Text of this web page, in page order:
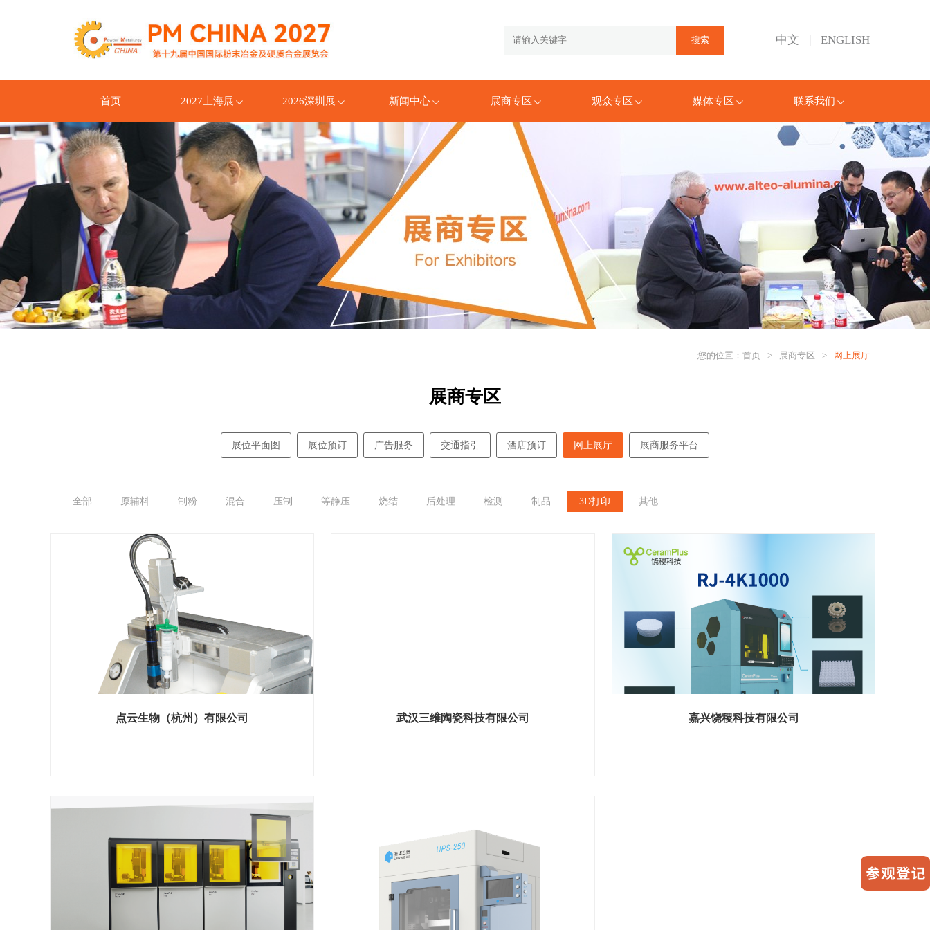
中文 | ENGLISH
首页 2027上海展 2026深圳展 新闻中心 展商专区 观众专区 媒体专区 联系我们
您的位置： 首页 > 展商专区 > 网上展厅
展商专区
展位平面图 展位预订 广告服务 交通指引 酒店预订 网上展厅 展商服务平台
全部 原辅料 制粉 混合 压制 等静压 烧结 后处理 检测 制品 3D打印 其他
点云生物（杭州）有限公司 武汉三维陶瓷科技有限公司 嘉兴饶稷科技有限公司